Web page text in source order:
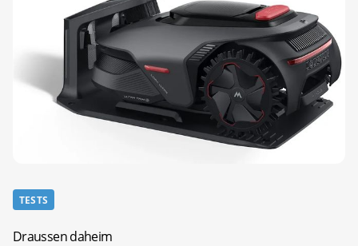
TESTS
Draussen daheim